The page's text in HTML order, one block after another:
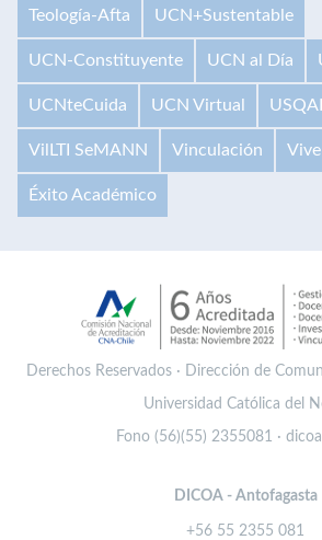
Teología-Afta UCN+Sustentable
UCN-Constituyente UCN al Día
UCNteCuida UCN Virtual USQAI
VilLTI SeMANN Vinculación
Éxito Académico
Derechos Reservados · Dirección de
Universidad Católica del
Fono (56)(55) 2355081 ·
DICOA - Antofagasta
+56 55 2355 081